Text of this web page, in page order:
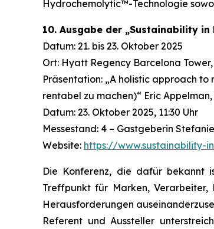
Hydrochemolytic™-Technologie
10. Ausgabe der „Sustainability in
Datum: 21. bis 23. Oktober 2025
Ort: Hyatt Regency Barcelona
Präsentation: „A holistic approach
rentabel zu machen)“ Eric Appelman,
Datum: 23. Oktober 2025, 11:30 Uhr
Messestand: 4 – Gastgeberin
Website: https://www.sustainability-
Die Konferenz, die dafür bekannt
Treffpunkt für Marken, Verarbeiter,
Herausforderungen
Referent und Aussteller